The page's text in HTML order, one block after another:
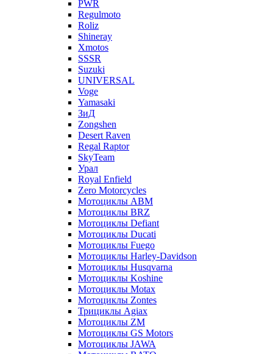
PWR
Regulmoto
Roliz
Shineray
Xmotos
SSSR
Suzuki
UNIVERSAL
Voge
Yamasaki
ЗиД
Zongshen
Desert Raven
Regal Raptor
SkyTeam
Урал
Royal Enfield
Zero Motorcycles
Мотоциклы ABM
Мотоциклы BRZ
Мотоциклы Defiant
Мотоциклы Ducati
Мотоциклы Fuego
Мотоциклы Harley-Davidson
Мотоциклы Husqvarna
Мотоциклы Koshine
Мотоциклы Motax
Мотоциклы Zontes
Трициклы Agiax
Мотоциклы ZM
Мотоциклы GS Motors
Мотоциклы JAWA